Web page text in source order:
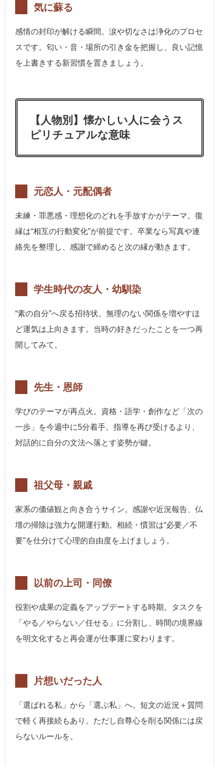
気に蘇る
感情の封印が解ける瞬間。涙や切なさは浄化のプロセ
スです。匂い・音・場所の引き金を把握し、良い記憶
を上書きする新習慣を置きましょう。
【人物別】懐かしい人に会うス
ピリチュアルな意味
元恋人・元配偶者
未練・罪悪感・理想化のどれを手放すかがテーマ。復
縁は“相互の行動変化”が前提です。卒業なら写真や連
絡先を整理し、感謝で締めると次の縁が動きます。
学生時代の友人・幼馴染
“素の自分”へ戻る招待状。無理のない関係を増やすほ
ど運気は上向きます。当時の好きだったことを一つ再
開してみて。
先生・恩師
学びのテーマが再点火。資格・語学・創作など「次の
一歩」を今週中に5分着手。指導を再び受けるより、
対話的に自分の文法へ落とす姿勢が鍵。
祖父母・親戚
家系の価値観と向き合うサイン。感謝や近況報告、仏
壇の掃除は強力な開運行動。相続・慣習は“必要／不
要”を仕分けて心理的自由度を上げましょう。
以前の上司・同僚
役割や成果の定義をアップデートする時期。タスクを
「やる／やらない／任せる」に分割し、時間の境界線
を明文化すると再会運が仕事運に変わります。
片想いだった人
「選ばれる私」から「選ぶ私」へ。短文の近況＋質問
で軽く再接続もあり。ただし自尊心を削る関係には戻
らないルールを。